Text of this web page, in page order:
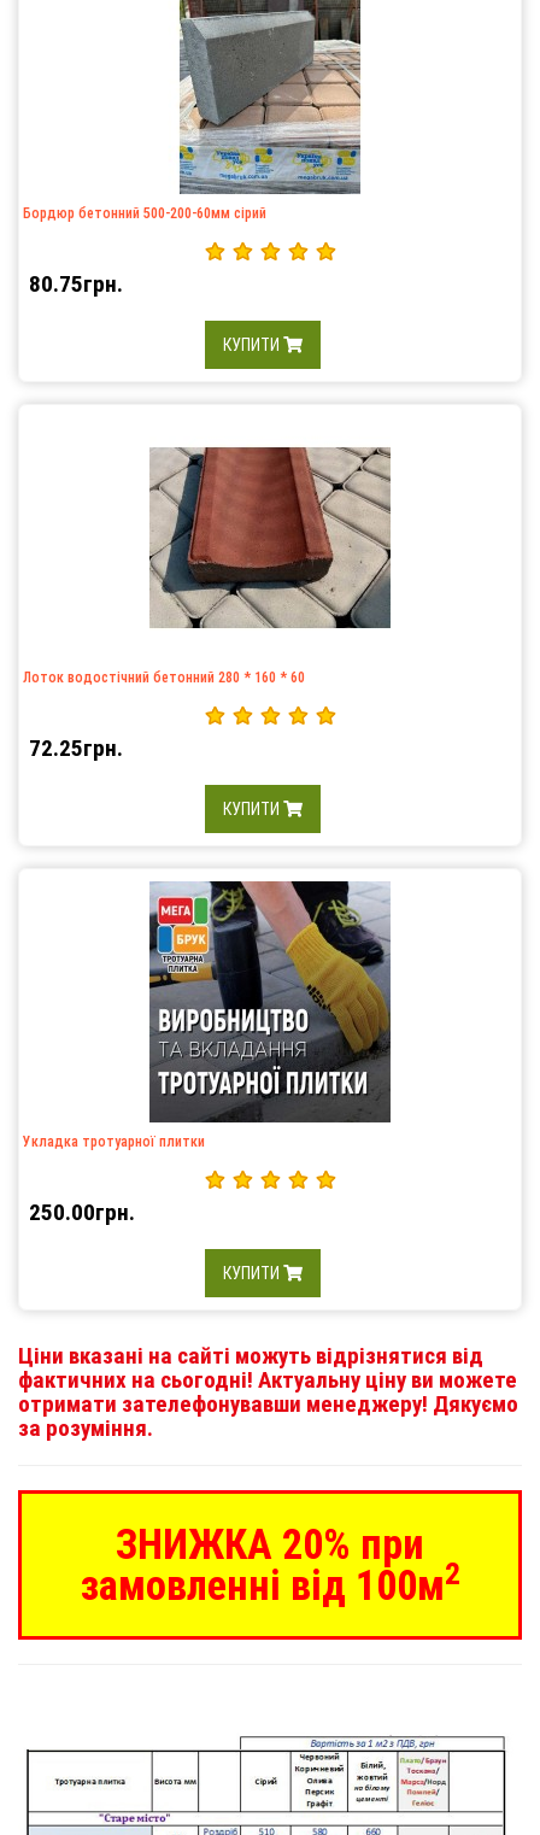
Бордюр бетонний 500-200-60мм сірий
80.75грн.
КУПИТИ
Лоток водостічний бетонний 280 * 160 * 60
72.25грн.
КУПИТИ
Укладка тротуарної плитки
250.00грн.
КУПИТИ
Ціни вказані на сайті можуть відрізнятися від
фактичних на сьогодні! Актуальну ціну ви можете
отримати зателефонувавши менеджеру! Дякуємо
за розуміння.
ЗНИЖКА 20% при
замовленні від 100м2